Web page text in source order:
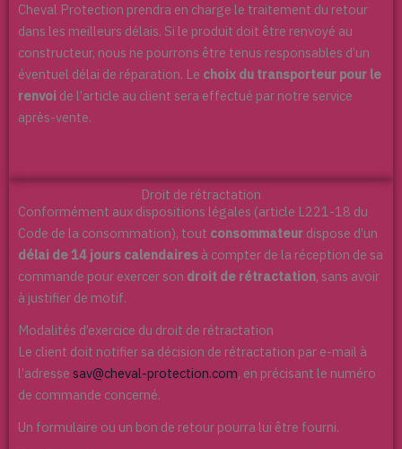
Cheval Protection prendra en charge le traitement du retour
dans les meilleurs délais. Si le produit doit être renvoyé au
constructeur, nous ne pourrons être tenus responsables d’un
éventuel délai de réparation. Le choix du transporteur pour le
renvoi de l’article au client sera effectué par notre service
après-vente.
Droit de rétractation
Conformément aux dispositions légales (article L221-18 du
Code de la consommation), tout consommateur dispose d’un
délai de 14 jours calendaires à compter de la réception de sa
commande pour exercer son droit de rétractation, sans avoir
à justifier de motif.
Modalités d’exercice du droit de rétractation
Le client doit notifier sa décision de rétractation par e-mail à
l’adresse sav@cheval-protection.com, en précisant le numéro
de commande concerné.
Un formulaire ou un bon de retour pourra lui être fourni.